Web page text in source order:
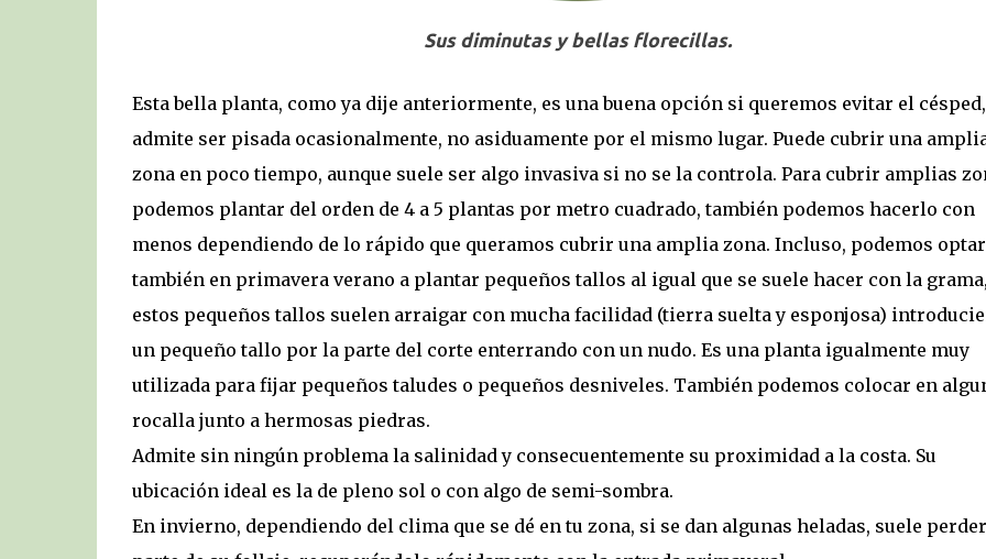
Sus diminutas y bellas florecillas.
Esta bella planta, como ya dije anteriormente, es una buena opción si queremos evitar el césped,
admite ser pisada ocasionalmente, no asiduamente por el mismo lugar. Puede cubrir una
zona en poco tiempo, aunque suele ser algo invasiva si no se la controla. Para cubrir amplias
podemos plantar del orden de 4 a 5 plantas por metro cuadrado, también podemos hacerlo con
menos dependiendo de lo rápido que queramos cubrir una amplia zona. Incluso, podemos optar
también en primavera verano a plantar pequeños tallos al igual que se suele hacer con la grama,
estos pequeños tallos suelen arraigar con mucha facilidad (tierra suelta y esponjosa)
un pequeño tallo por la parte del corte enterrando con un nudo. Es una planta igualmente muy
utilizada para fijar pequeños taludes o pequeños desniveles. También podemos colocar en
rocalla junto a hermosas piedras.
Admite sin ningún problema la salinidad y consecuentemente su proximidad a la costa. Su
ubicación ideal es la de pleno sol o con algo de semi-sombra.
En invierno, dependiendo del clima que se dé en tu zona, si se dan algunas heladas, suele perder